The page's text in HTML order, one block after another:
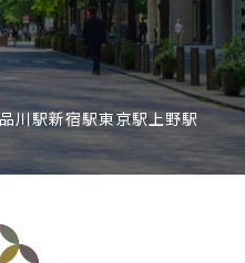
品川駅新宿駅東京駅上野駅